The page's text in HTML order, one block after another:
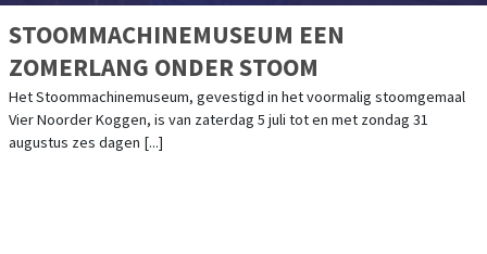
STOOMMACHINEMUSEUM EEN
ZOMERLANG ONDER STOOM
Het Stoommachinemuseum, gevestigd in het voormalig stoomgemaal
Vier Noorder Koggen, is van zaterdag 5 juli tot en met zondag 31
augustus zes dagen [...]